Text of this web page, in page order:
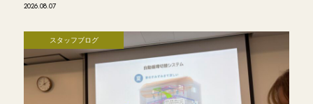
2026.08.07
スタッフブログ